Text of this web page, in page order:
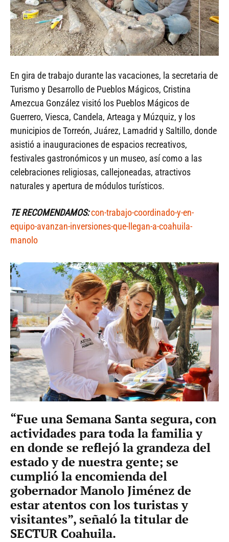
En gira de trabajo durante las vacaciones, la secretaria de
Turismo y Desarrollo de Pueblos Mágicos, Cristina
Amezcua González visitó los Pueblos Mágicos de
Guerrero, Viesca, Candela, Arteaga y Múzquiz, y los
municipios de Torreón, Juárez, Lamadrid y Saltillo, donde
asistió a inauguraciones de espacios recreativos,
festivales gastronómicos y un museo, así como a las
celebraciones religiosas, callejoneadas, atractivos
naturales y apertura de módulos turísticos.
TE RECOMENDAMOS:con-trabajo-coordinado-y-en-
equipo-avanzan-inversiones-que-llegan-a-coahuila-
manolo
“Fue una Semana Santa segura, con
actividades para toda la familia y
en donde se reflejó la grandeza del
estado y de nuestra gente; se
cumplió la encomienda del
gobernador Manolo Jiménez de
estar atentos con los turistas y
visitantes”, señaló la titular de
SECTUR Coahuila.